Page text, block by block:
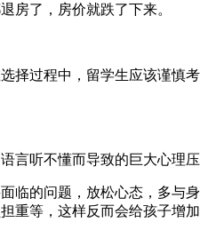
房了，房价就跌了下来。
过程中，留学生应该谨慎
听不懂而导致的巨大心理
的问题，放松心态，多与
重等，这样反而会给孩子